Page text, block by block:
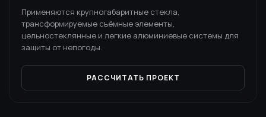
Применяются крупногабаритные стекла,
трансформируемые съёмные элементы,
цельностеклянные и легкие алюминиевые системы для
защиты от непогоды.
РАССЧИТАТЬ ПРОЕКТ